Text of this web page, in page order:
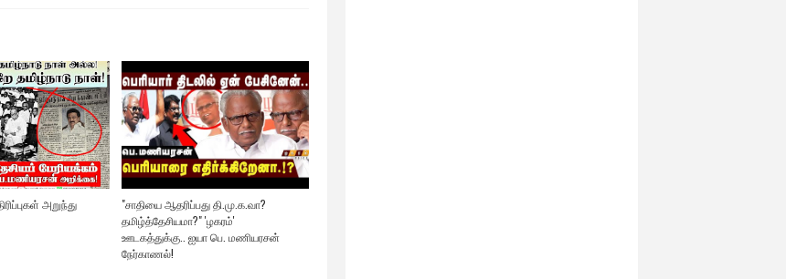
அறுந்து
"சாதியை ஆதரிப்பது தி.மு.க.வா?
தமிழ்த்தேசியமா?" 'ழகரம்'
ஊடகத்துக்கு.. ஐயா பெ. மணியரசன்
நேர்காணல்!